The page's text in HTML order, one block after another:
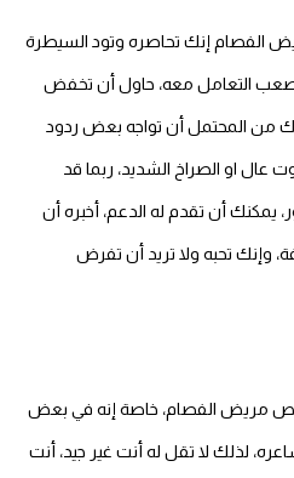
الفصام إنك تحاصره وتود السيطرة
التعامل معه، حاول أن تخفض
من المحتمل أن تواجه بعض ردود
عال او الصراخ الشديد، ربما قد
يمكنك أن تقدم له الدعم، أخبره أن
وإنك تحبه ولا تريد أن تفرض
مريض الفصام، خاصة إنه في بعض
لذلك لا تقل له أنت غير جيد، أنت